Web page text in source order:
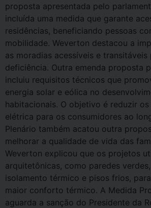
proposta apresentada pelo
incluída uma medida que garante
residências, beneficiando pessoas
mobilidade. Weverton destacou a
as moradias acessíveis e transitáveis
deficiência. Outra emenda proposta
incluiu requisitos técnicos que
energia solar e eólica no
habitacionais. O objetivo é reduzir
elétrica para os consumidores ao
Plenário também acatou outra
melhorar a qualidade de vida das
Weverton explicou que os projetos
arquitetônicas, como paredes
isolamento térmico e pisos frios,
maior conforto térmico. A Medida
aguarda a sanção do Presidente da